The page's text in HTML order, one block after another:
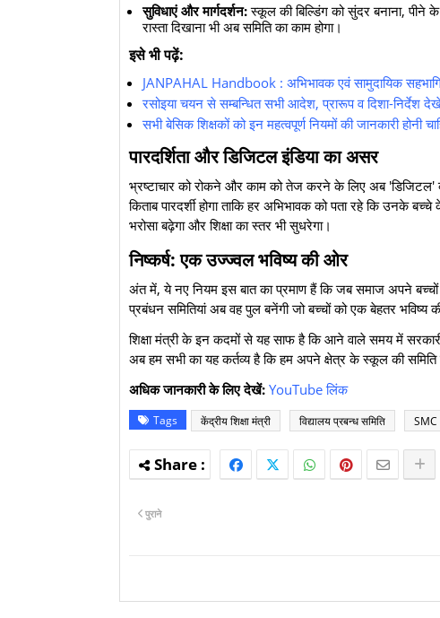
सुविधाएं और मार्गदर्शन:स्कूल की बिल्डिंग को सुंदर बनाना, पीने
रास्ता दिखाना भी अब समिति का काम होगा।
इसे भी पढ़ें:
JANPAHAL Handbook : अभिभावक एवं सामुदायिक
रसोइया चयन से सम्बन्धित सभी आदेश, प्रारूप व दिशा-निर्देश
सभी बेसिक शिक्षकों को इन महत्वपूर्ण नियमों की जानकारी
पारदर्शिता और डिजिटल इंडिया का असर
​भ्रष्टाचार को रोकने और काम को तेज करने के लिए अब 'डिजिटल'
किताब पारदर्शी होगा ताकि हर अभिभावक को पता रहे कि उनके
भरोसा बढ़ेगा और शिक्षा का स्तर भी सुधरेगा।
निष्कर्ष: एक उज्ज्वल भविष्य की ओर
​अंत में, ये नए नियम इस बात का प्रमाण हैं कि जब समाज अपने बच्चों
प्रबंधन समितियां अब वह पुल बनेंगी जो बच्चों को एक बेहतर भविष्य
​शिक्षा मंत्री के इन कदमों से यह साफ है कि आने वाले समय में
अब हम सभी का यह कर्तव्य है कि हम अपने क्षेत्र के स्कूल की
अधिक जानकारी के लिए देखें: YouTube लिंक
Tags केंद्रीय शिक्षा मंत्री विद्यालय प्रबन्ध समिति SMC
पुराने